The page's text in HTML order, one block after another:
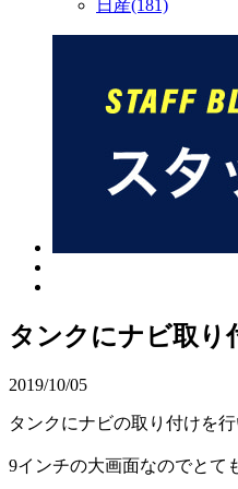
日産(181)
タンクにナビ取り
2019/10/05
タンクにナビの取り付けを
9インチの大画面なのでとて